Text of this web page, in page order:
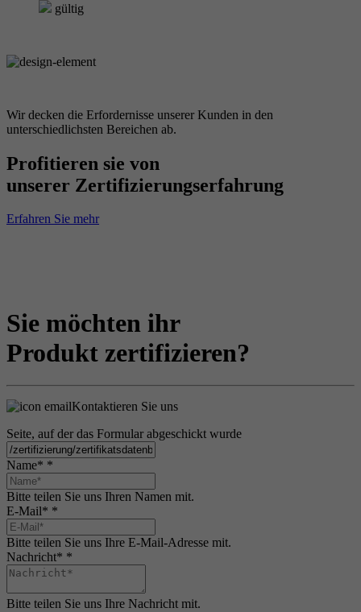
gültig
Wir decken die Erfordernisse unserer Kunden in den
unterschiedlichsten Bereichen ab.
Profitieren sie von
unserer Zertifizierungserfahrung
Erfahren Sie mehr
Sie möchten ihr
Produkt zertifizieren?
Kontaktieren Sie uns
Seite, auf der das Formular abgeschickt wurde
Name* *
Bitte teilen Sie uns Ihren Namen mit.
E-Mail* *
Bitte teilen Sie uns Ihre E-Mail-Adresse mit.
Nachricht* *
Bitte teilen Sie uns Ihre Nachricht mit.